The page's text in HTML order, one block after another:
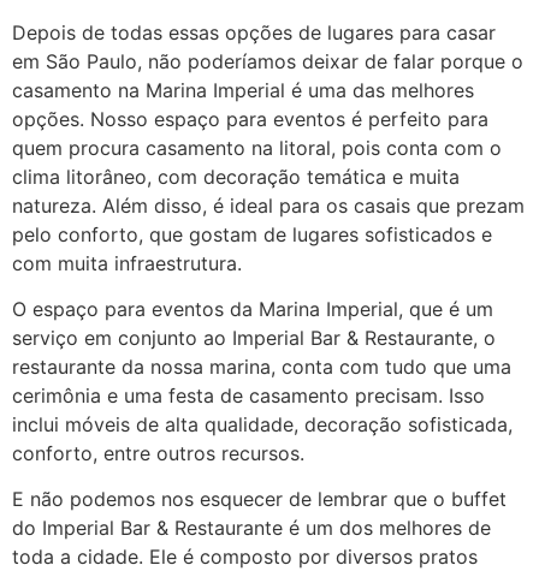
Depois de todas essas opções de lugares para casar
em São Paulo, não poderíamos deixar de falar porque o
casamento na Marina Imperial é uma das melhores
opções. Nosso espaço para eventos é perfeito para
quem procura casamento na litoral, pois conta com o
clima litorâneo, com decoração temática e muita
natureza. Além disso, é ideal para os casais que prezam
pelo conforto, que gostam de lugares sofisticados e
com muita infraestrutura.
O espaço para eventos da Marina Imperial, que é um
serviço em conjunto ao Imperial Bar & Restaurante, o
restaurante da nossa marina, conta com tudo que uma
cerimônia e uma festa de casamento precisam. Isso
inclui móveis de alta qualidade, decoração sofisticada,
conforto, entre outros recursos.
E não podemos nos esquecer de lembrar que o buffet
do Imperial Bar & Restaurante é um dos melhores de
toda a cidade. Ele é composto por diversos pratos